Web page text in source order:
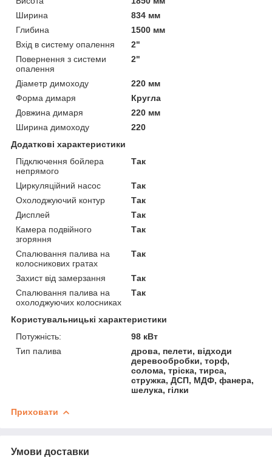
Ширина
834 мм
Глибина
1500 мм
Вхід в систему опалення
2"
Повернення з системи
опалення
2"
Діаметр димоходу
220 мм
Форма димаря
Кругла
Довжина димаря
220 мм
Ширина димоходу
220
Додаткові характеристики
Підключення бойлера
непрямого
Так
Циркуляційний насос
Так
Охолоджуючий контур
Так
Дисплей
Так
Камера подвійного
згоряння
Так
Спалювання палива на
колосникових гратах
Так
Захист від замерзання
Так
Спалювання палива на
охолоджуючих колосниках
Так
Користувальницькі характеристики
Потужність:
98 кВт
Тип палива
дрова, пелети, відходи
деревообробки, торф,
солома, тріска, тирса,
стружка, ДСП, МДФ, фанера,
шелука, гілки
Приховати
Умови доставки